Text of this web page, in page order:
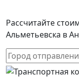
Рассчитайте
Альметьевска в